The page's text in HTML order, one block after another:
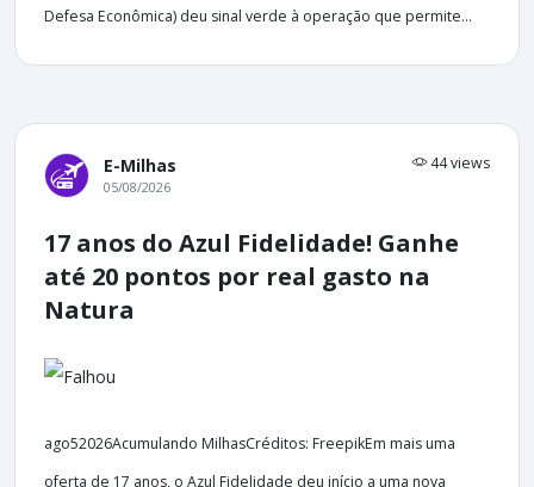
Defesa Econômica) deu sinal verde à operação que permite...
E-Milhas 44 views
05/08/2026
17 anos do Azul Fidelidade! Ganhe
até 20 pontos por real gasto na
Natura
ago52026Acumulando MilhasCréditos: FreepikEm mais uma
oferta de 17 anos, o Azul Fidelidade deu início a uma nova